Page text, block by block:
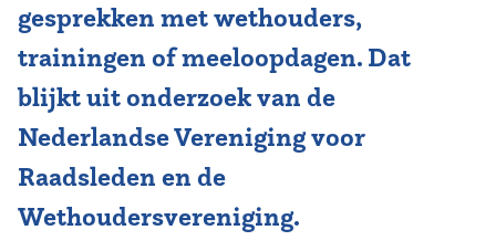
gesprekken met wethouders,
trainingen of meeloopdagen. Dat
blijkt uit onderzoek van de
Nederlandse Vereniging voor
Raadsleden en de
Wethoudersvereniging.